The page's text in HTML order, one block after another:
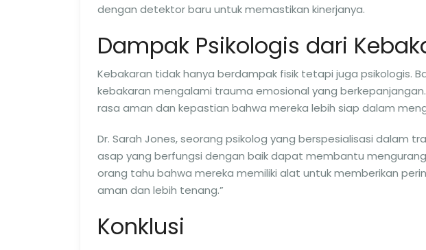
dengan detektor baru untuk memastikan kinerjanya.
Dampak Psikologis dari
Kebakaran tidak hanya berdampak fisik tetapi juga psikologis.
kebakaran mengalami trauma emosional yang
rasa aman dan kepastian bahwa mereka lebih siap dalam
Dr. Sarah Jones, seorang psikolog yang berspesialisasi dalam
asap yang berfungsi dengan baik dapat membantu
orang tahu bahwa mereka memiliki alat untuk memberikan
aman dan lebih tenang.”
Konklusi